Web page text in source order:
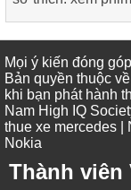
Mọi ý kiến đóng
Bản quyền thuộc
khi bạn phát hành
Nam High IQ
thue xe mercedes |
Nokia
Thành viên